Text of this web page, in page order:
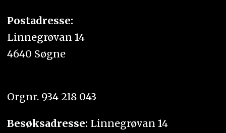
Postadresse:
Linnegrøvan 14
4640 Søgne
Orgnr. 934 218 043
Besøksadresse: Linnegrøvan 14